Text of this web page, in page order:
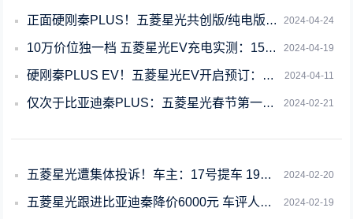
2024-04-24
正面硬刚秦PLUS！五菱星光共创版/纯电版将于4月25日上市
2024-04-19
10万价位独一档 五菱星光EV充电实测：15分钟续航200公里
2024-04-11
硬刚秦PLUS EV！五菱星光EV开启预订：预售10.98万起
2024-02-21
仅次于比亚迪秦PLUS：五菱星光春节第一周销量位列15万元内插混第二
2024-02-20
五菱星光遭集体投诉！车主：17号提车 19号就恶意降价6千
2024-02-19
五菱星光跟进比亚迪秦降价6000元 车评人：是为了蹭流量